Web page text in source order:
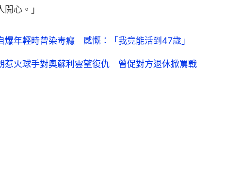
心。」
爆年輕時曾染毒癮 感慨：「我竟能活到47歲」
惹火球手對奧蘇利雲望復仇 曾促對方退休掀罵戰